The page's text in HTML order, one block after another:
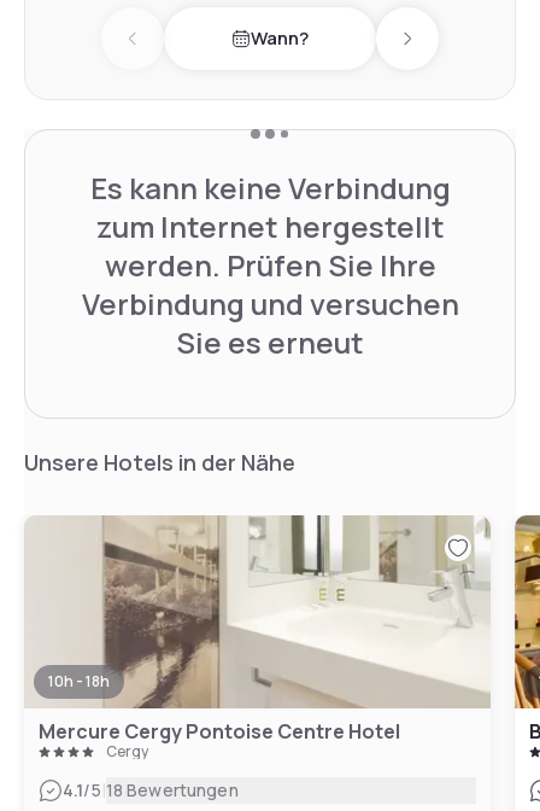
Previous day Wann? Next day
Es kann keine Verbindung
zum Internet hergestellt
werden. Prüfen Sie Ihre
Verbindung und versuchen
Sie es erneut
Unsere Hotels in der Nähe
10h - 18h
Mercure Cergy Pontoise Centre Hotel
Cergy
4.1/5|18 Bewertungen